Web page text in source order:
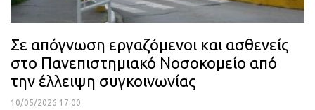
Σε απόγνωση εργαζόμενοι και ασθενείς
στο Πανεπιστημιακό Νοσοκομείο από
την έλλειψη συγκοινωνίας
10/05/2026 17:00